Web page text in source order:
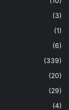
(3)
(1)
(6)
(339)
(20)
(29)
(4)